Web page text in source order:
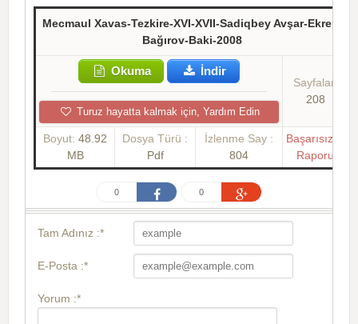
Mecmaul Xavas-Tezkire-XVI-XVII-Sadiqbey Avşar-Ekrem
Bağırov-Baki-2008
Okuma İndir
Turuz hayatta kalmak için, Yardım Edin
Sayfalar:
208
Boyut: 48.92
MB
Dosya Türü :
Pdf
İzlenme Say :
804
Başarısızlık
Raporu
0 0
Tam Adınız :*
E-Posta :*
Yorum :*